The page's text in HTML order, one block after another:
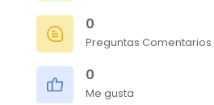
0
Preguntas Comentarios
0
Me gusta